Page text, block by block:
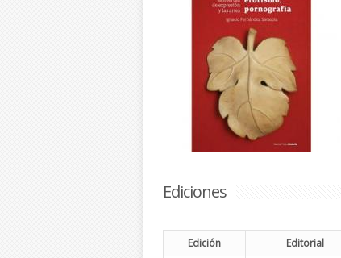
Ediciones
Edición Editorial